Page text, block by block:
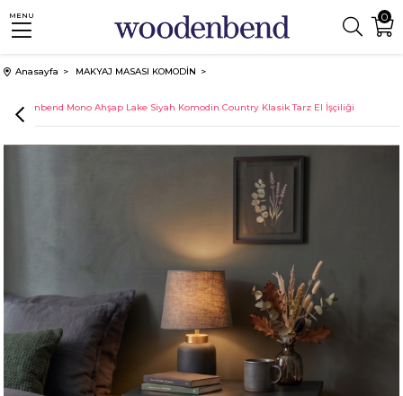
0
MENU
Anasayfa MAKYAJ MASASI KOMODİN
Woodenbend Mono Ahşap Lake Siyah Komodin Country Klasik Tarz El İşçiliği